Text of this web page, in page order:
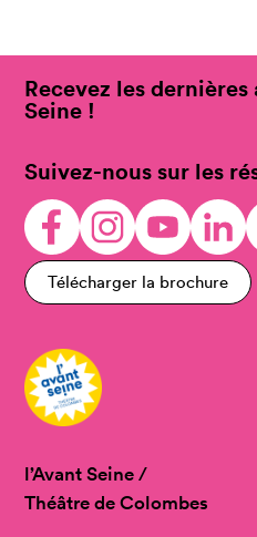
Recevez les
Seine !
Suivez-nous sur les
Télécharger la brochure
l’Avant Seine /
Théâtre de Colombes